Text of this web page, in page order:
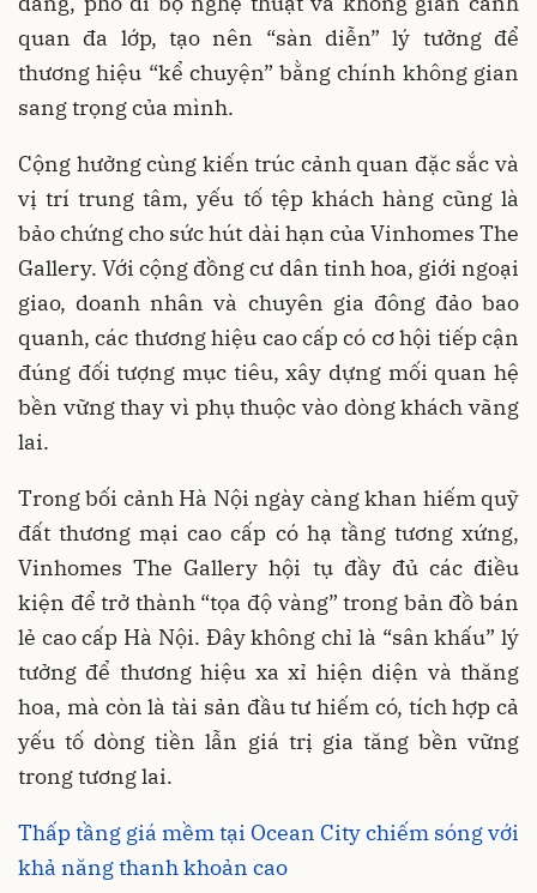
quan đa lớp, tạo nên “sàn diễn” lý tưởng để
thương hiệu “kể chuyện” bằng chính không gian
sang trọng của mình.
Cộng hưởng cùng kiến trúc cảnh quan đặc sắc và
vị trí trung tâm, yếu tố tệp khách hàng cũng là
bảo chứng cho sức hút dài hạn của Vinhomes The
Gallery. Với cộng đồng cư dân tinh hoa, giới ngoại
giao, doanh nhân và chuyên gia đông đảo bao
quanh, các thương hiệu cao cấp có cơ hội tiếp cận
đúng đối tượng mục tiêu, xây dựng mối quan hệ
bền vững thay vì phụ thuộc vào dòng khách vãng
lai.
Trong bối cảnh Hà Nội ngày càng khan hiếm quỹ
đất thương mại cao cấp có hạ tầng tương xứng,
Vinhomes The Gallery hội tụ đầy đủ các điều
kiện để trở thành “tọa độ vàng” trong bản đồ bán
lẻ cao cấp Hà Nội. Đây không chỉ là “sân khấu” lý
tưởng để thương hiệu xa xỉ hiện diện và thăng
hoa, mà còn là tài sản đầu tư hiếm có, tích hợp cả
yếu tố dòng tiền lẫn giá trị gia tăng bền vững
trong tương lai.
Thấp tầng giá mềm tại Ocean City chiếm sóng với
khả năng thanh khoản cao